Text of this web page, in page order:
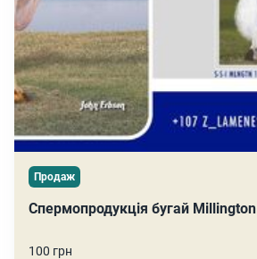
Продаж
Спермопродукція бугай Millington
100 грн